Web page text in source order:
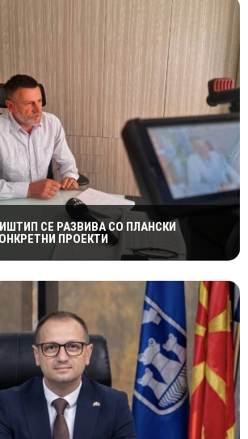
СЕ РАЗВИВА СО ПЛАНСКИ
ПРОЕКТИ